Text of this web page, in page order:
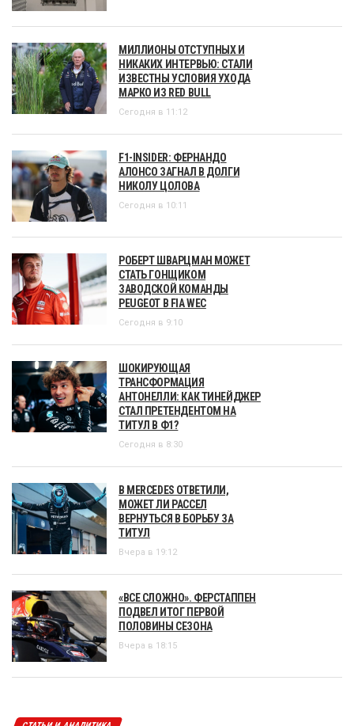
МИЛЛИОНЫ ОТСТУПНЫХ И
НИКАКИХ ИНТЕРВЬЮ: СТАЛИ
ИЗВЕСТНЫ УСЛОВИЯ УХОДА
МАРКО ИЗ RED BULL
Сегодня в 11:12
F1-INSIDER: ФЕРНАНДО
АЛОНСО ЗАГНАЛ В ДОЛГИ
НИКОЛУ ЦОЛОВА
Сегодня в 10:11
РОБЕРТ ШВАРЦМАН МОЖЕТ
СТАТЬ ГОНЩИКОМ
ЗАВОДСКОЙ КОМАНДЫ
PEUGEOT В FIA WEC
Сегодня в 9:10
ШОКИРУЮЩАЯ
ТРАНСФОРМАЦИЯ
АНТОНЕЛЛИ: КАК ТИНЕЙДЖЕР
СТАЛ ПРЕТЕНДЕНТОМ НА
ТИТУЛ В Ф1?
Сегодня в 8:30
В MERCEDES ОТВЕТИЛИ,
МОЖЕТ ЛИ РАССЕЛ
ВЕРНУТЬСЯ В БОРЬБУ ЗА
ТИТУЛ
Вчера в 19:12
«ВСЕ СЛОЖНО». ФЕРСТАППЕН
ПОДВЕЛ ИТОГ ПЕРВОЙ
ПОЛОВИНЫ СЕЗОНА
Вчера в 18:15